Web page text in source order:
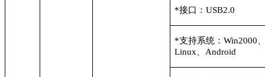
*接口：USB2.0
*支持系统：Win2000
Linux、Android